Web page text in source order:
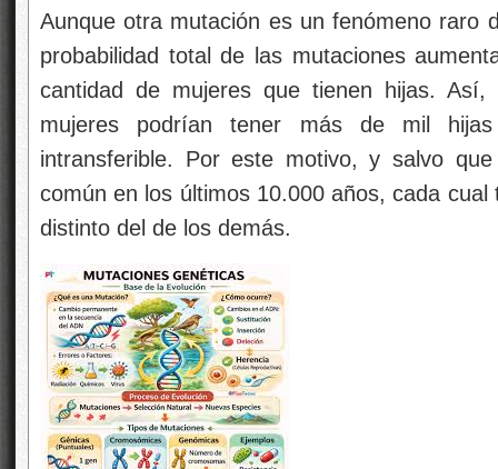
Aunque otra mutación es un fenómeno raro
probabilidad total de las mutaciones
cantidad de mujeres que tienen hijas.
mujeres podrían tener más de mil
intransferible. Por este motivo, y salvo
común en los últimos 10.000 años, cada
distinto del de los demás.